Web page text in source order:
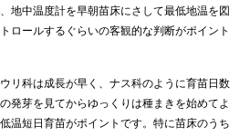
地中温度計を早朝苗床にさして最低地温を図
ロールするぐらいの客観的な判断がポイント
リ科は成長が早く、ナス科のように育苗日数
発芽を見てからゆっくりは種まきを始めてよ
温短日育苗がポイントです。特に苗床のうち